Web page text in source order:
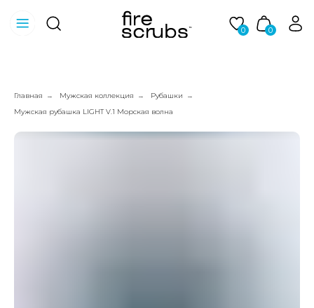
Главная → Мужская коллекция → Рубашки →
Мужская рубашка LIGHT V.1 Морская волна